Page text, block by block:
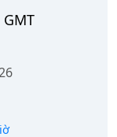
GMT